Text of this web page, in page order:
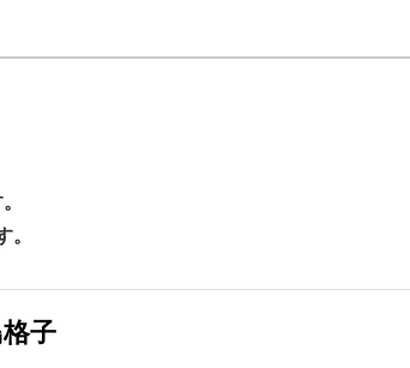
、その描き方はとっても複雑ですよね。
。
子